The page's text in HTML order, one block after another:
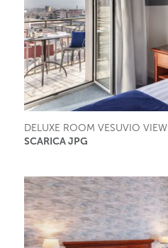
DELUXE ROOM VESUVIO VIEW
SCARICA JPG